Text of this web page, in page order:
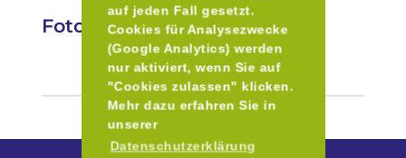
auf jeden Fall gesetzt.
Cookies für Analysezwecke
(Google Analytics) werden
nur aktiviert, wenn Sie auf
"Cookies zulassen" klicken.
Mehr dazu erfahren Sie in
unserer
Datenschutzerklärung
Fotos